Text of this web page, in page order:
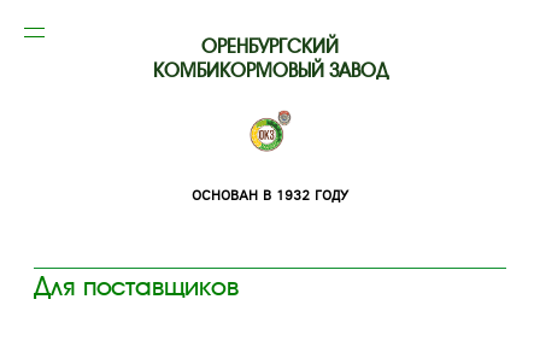
ОРЕНБУРГСКИЙ
КОМБИКОРМОВЫЙ ЗАВОД
ОСНОВАН В 1932 ГОДУ
Для поставщиков